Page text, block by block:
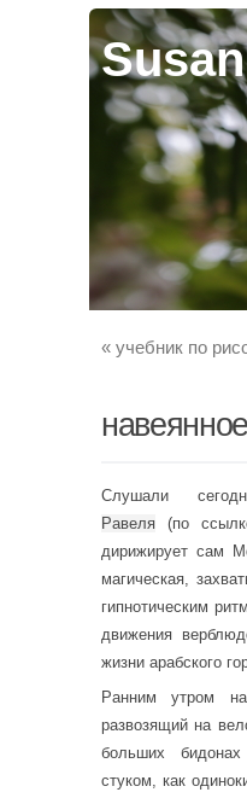
« учебник по
навеянное
Слушали
Равеля (по
дирижирует сам
магическая,
гипнотическим
движения
жизни арабского
Ранним утром
развозящий на
больших
стуком, как